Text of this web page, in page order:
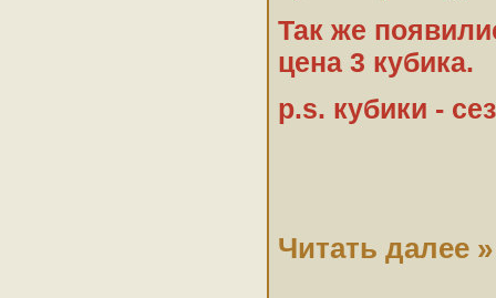
Так же
цена 3 кубика.
p.s. кубики -
Читать далее »